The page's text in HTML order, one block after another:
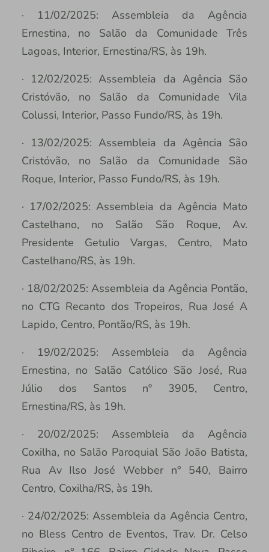
· 11/02/2025: Assembleia da Agência
Ernestina, no Salão da Comunidade Três
Lagoas, Interior, Ernestina/RS, às 19h.
· 12/02/2025: Assembleia da Agência São
Cristóvão, no Salão da Comunidade Vila
Colussi, Interior, Passo Fundo/RS, às 19h.
· 13/02/2025: Assembleia da Agência São
Cristóvão, no Salão da Comunidade São
Roque, Interior, Passo Fundo/RS, às 19h.
· 17/02/2025: Assembleia da Agência Mato
Castelhano, no Salão São Roque, Av.
Presidente Getulio Vargas, Centro, Mato
Castelhano/RS, às 19h.
· 18/02/2025: Assembleia da Agência Pontão,
no CTG Recanto dos Tropeiros, Rua José A
Lapido, Centro, Pontão/RS, às 19h.
· 19/02/2025: Assembleia da Agência
Ernestina, no Salão Católico São José, Rua
Júlio dos Santos nº 3905, Centro,
Ernestina/RS, às 19h.
· 20/02/2025: Assembleia da Agência
Coxilha, no Salão Paroquial São João Batista,
Rua Av Ilso José Webber n° 540, Bairro
Centro, Coxilha/RS, às 19h.
· 24/02/2025: Assembleia da Agência Centro,
no Bless Centro de Eventos, Trav. Dr. Celso